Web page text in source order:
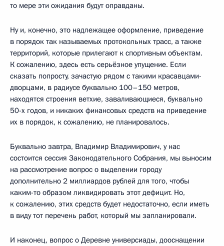
то мере эти ожидания будут оправданы.
Ну и, конечно, это надлежащее оформление, приведение
в порядок так называемых протокольных трасс, а также
территорий, которые прилегают к спортивным объектам.
К сожалению, здесь есть серьёзное упущение. Если
сказать попросту, зачастую рядом с такими красавцами-
дворцами, в радиусе буквально 100–150 метров,
находятся строения ветхие, заваливающиеся, буквально
50-х годов, и никаких финансовых средств на приведение
их в порядок, к сожалению, не планировалось.
Буквально завтра, Владимир Владимирович, у нас
состоится сессия Законодательного Собрания, мы выносим
на рассмотрение вопрос о выделении городу
дополнительно 2 миллиардов рублей для того, чтобы
каким-то образом ликвидировать этот дефицит. Но,
к сожалению, этих средств будет недостаточно, если иметь
в виду тот перечень работ, который мы запланировали.
И наконец, вопрос о Деревне универсиады, дооснащении